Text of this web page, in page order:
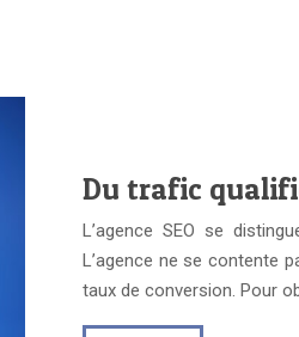
Du trafic
L’agence SEO se
L’agence ne se contente
taux de conversion. Pour